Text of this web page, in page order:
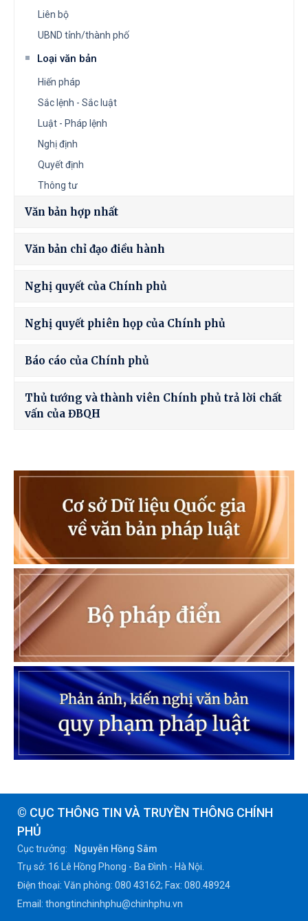
Liên bộ
UBND tỉnh/thành phố
Loại văn bản
Hiến pháp
Sắc lệnh - Sắc luật
Luật - Pháp lệnh
Nghị định
Quyết định
Thông tư
Văn bản hợp nhất
Văn bản chỉ đạo điều hành
Nghị quyết của Chính phủ
Nghị quyết phiên họp của Chính phủ
Báo cáo của Chính phủ
Thủ tướng và thành viên Chính phủ trả lời chất
vấn của ĐBQH
© CỤC THÔNG TIN VÀ TRUYỀN THÔNG CHÍNH
PHỦ
Cục trưởng:
Nguyễn Hồng Sâm
Trụ sở: 16 Lê Hồng Phong - Ba Đình - Hà Nội.
Điện thoại: Văn phòng: 080 43162; Fax: 080.48924
Email: thongtinchinhphu@chinhphu.vn